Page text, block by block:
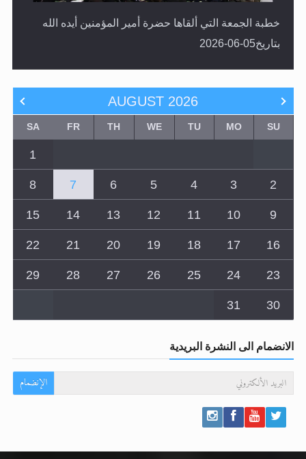
AUGUST 2026
TU
WE
TH
1
8
9
10
11
12
13
14
15
16
17
18
19
20
21
22
23
24
25
26
27
28
29
30
31
الانضمام الى النشرة البريدية
المقالات